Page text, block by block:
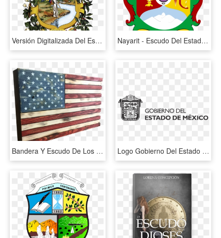
Versión Digitalizada Del Escudo De Armas Del Estado - Policia Del Estado Tachira, HD Png Download Nayarit - Escudo Del Estado De Nayarit, HD Png Download
Bandera Y Escudo De Los Estados Unidos, HD Png Download Logo Gobierno Del Estado De Mexico Png - Logo Gobierno Del Estado De Mexico Vector, Transparent Png